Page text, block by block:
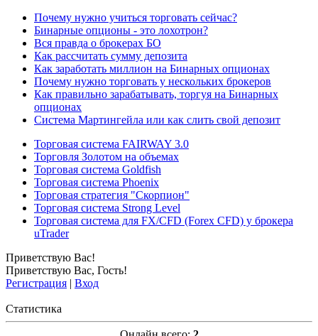
Почему нужно учиться торговать сейчас?
Бинарные опционы - это лохотрон?
Вся правда о брокерах БО
Как рассчитать сумму депозита
Как заработать миллион на Бинарных опционах
Почему нужно торговать у нескольких брокеров
Как правильно зарабатывать, торгуя на Бинарных
опционах
Система Мартингейла или как слить свой депозит
Торговая система FAIRWAY 3.0
Торговля Золотом на объемах
Торговая система Goldfish
Торговая система Phoenix
Торговая стратегия "Скорпион"
Торговая система Strong Level
Торговая система для FX/CFD (Forex CFD) у брокера
uTrader
Приветствую Вас!
Приветствую Вас, Гость!
Регистрация | Вход
Статистика